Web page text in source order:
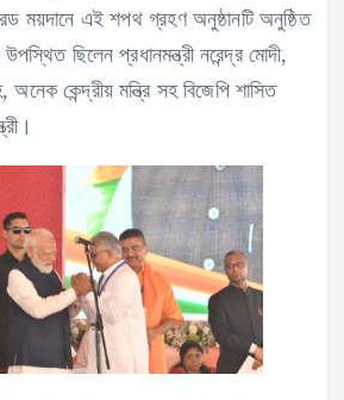
ময়দানে এই শপথ গ্রহণ অনুষ্ঠানটি অনুষ্ঠিত
ছিলেন প্রধানমন্ত্রী নরেন্দ্র মোদী,
অনেক কেন্দ্রীয় মন্ত্রি সহ বিজেপি শাসিত